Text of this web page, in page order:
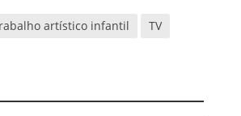
artístico infantil TV